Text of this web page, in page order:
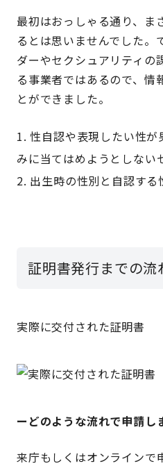
最初はおっしゃる通り、ま
るとは思いませんでした。
ダーやセクシュアリティの
る事業者ではあるので、情
とができました。
性自認や表現したい性
みに当てはめようとしない
出生時の性別と自認する
証明書発行までの流
実際に交付された証明書
ーどのような流れで申請し
来庁もしくはオンラインで